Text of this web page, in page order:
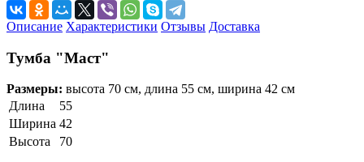
Описание Характеристики Отзывы Доставка
Тумба "Маст"
Размеры: высота 70 см, длина 55 см, ширина 42 см
Длина
55
Ширина 42
Высота
70